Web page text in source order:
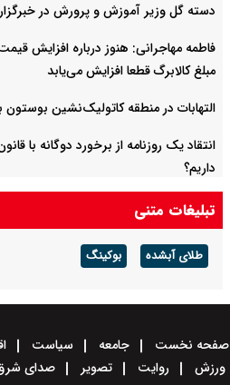
دسته گل وزیر آموزش و پرورش در
فاطمه مهاجرانی: هنوز درباره افزایش
مبلغ کالابرگ قطعا افزایش می‌یابد
التهابات در منطقه کاتولیک‌نشین
انتقاد یک روزنامه از برخورد دوگانه با
داریم؟
تبلیغات متنی
طلای آبشده بوکینگ
صفحه نخست جامعه سیاست
ورزش
روایت تصویر صدای